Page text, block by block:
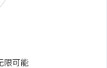
限可能